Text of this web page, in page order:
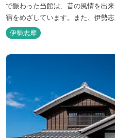
で賑わった当館は、昔の風情を出
宿をめざしています。また、伊勢
低価格でお楽しみください。
伊勢志摩